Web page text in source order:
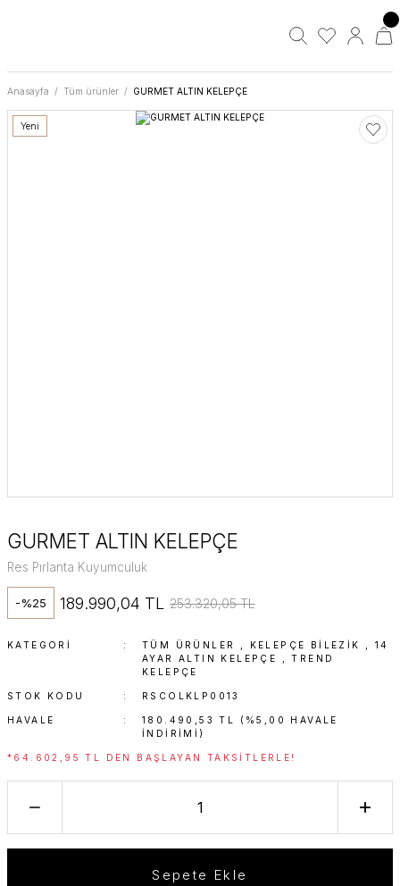
Anasayfa Tüm ürünler GURMET ALTIN KELEPÇE
Yeni
GURMET ALTIN KELEPÇE
Res Pırlanta Kuyumculuk
-%25 189.990,04 TL 253.320,05 TL
KATEGORI TÜM ÜRÜNLER KELEPÇE BILEZIK
14
AYAR ALTIN KELEPÇE
,TREND
KELEPÇE
STOK KODU RSCOLKLP0013
HAVALE
180.490,53 TL (%5,00 HAVALE
INDIRIMI)
*64.602,95 TL DEN BAŞLAYAN TAKSITLERLE!
Sepete Ekle